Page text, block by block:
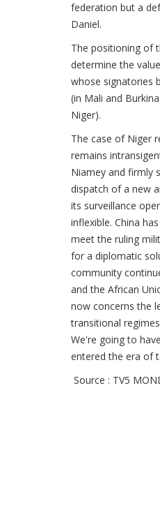
federation but a
Daniel.
The positioning of
determine the
whose signatories
(in Mali and
Niger).
The case of Niger
remains
Niamey and firmly
dispatch of a new
its surveillance
inflexible. China
meet the ruling
for a diplomatic
community
and the African
now concerns the
transitional
We're going to
entered the era of
Source : TV5